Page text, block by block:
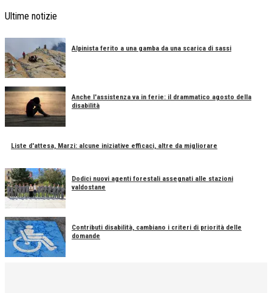
Ultime notizie
Alpinista ferito a una gamba da una scarica di sassi
Anche l'assistenza va in ferie: il drammatico agosto della
disabilità
Liste d'attesa, Marzi: alcune iniziative efficaci, altre da migliorare
Dodici nuovi agenti forestali assegnati alle stazioni
valdostane
Contributi disabilità, cambiano i criteri di priorità delle
domande